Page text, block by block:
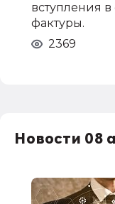
вступления
фактуры.
2369
Новости 08